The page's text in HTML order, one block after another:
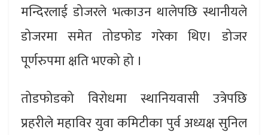
मन्दिरलाई डोजरले भत्काउन थालेपछि स्थानीयले
डोजरमा समेत तोडफोड गरेका थिए। डोजर
पूर्णरुपमा क्षति भएको हो ।
तोडफोडको विरोधमा स्थानियवासी उत्रेपछि
प्रहरीले महाविर युवा कमिटीका पुर्व अध्यक्ष सुनिल